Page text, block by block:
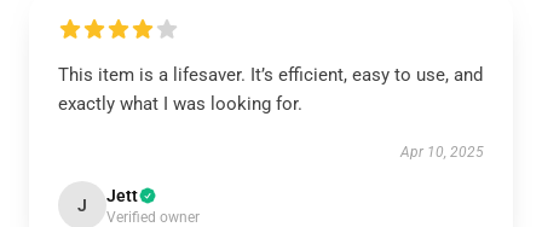
This item is a lifesaver. It’s efficient, easy to use, and
exactly what I was looking for.
Apr 10, 2025
J Jett
Verified owner